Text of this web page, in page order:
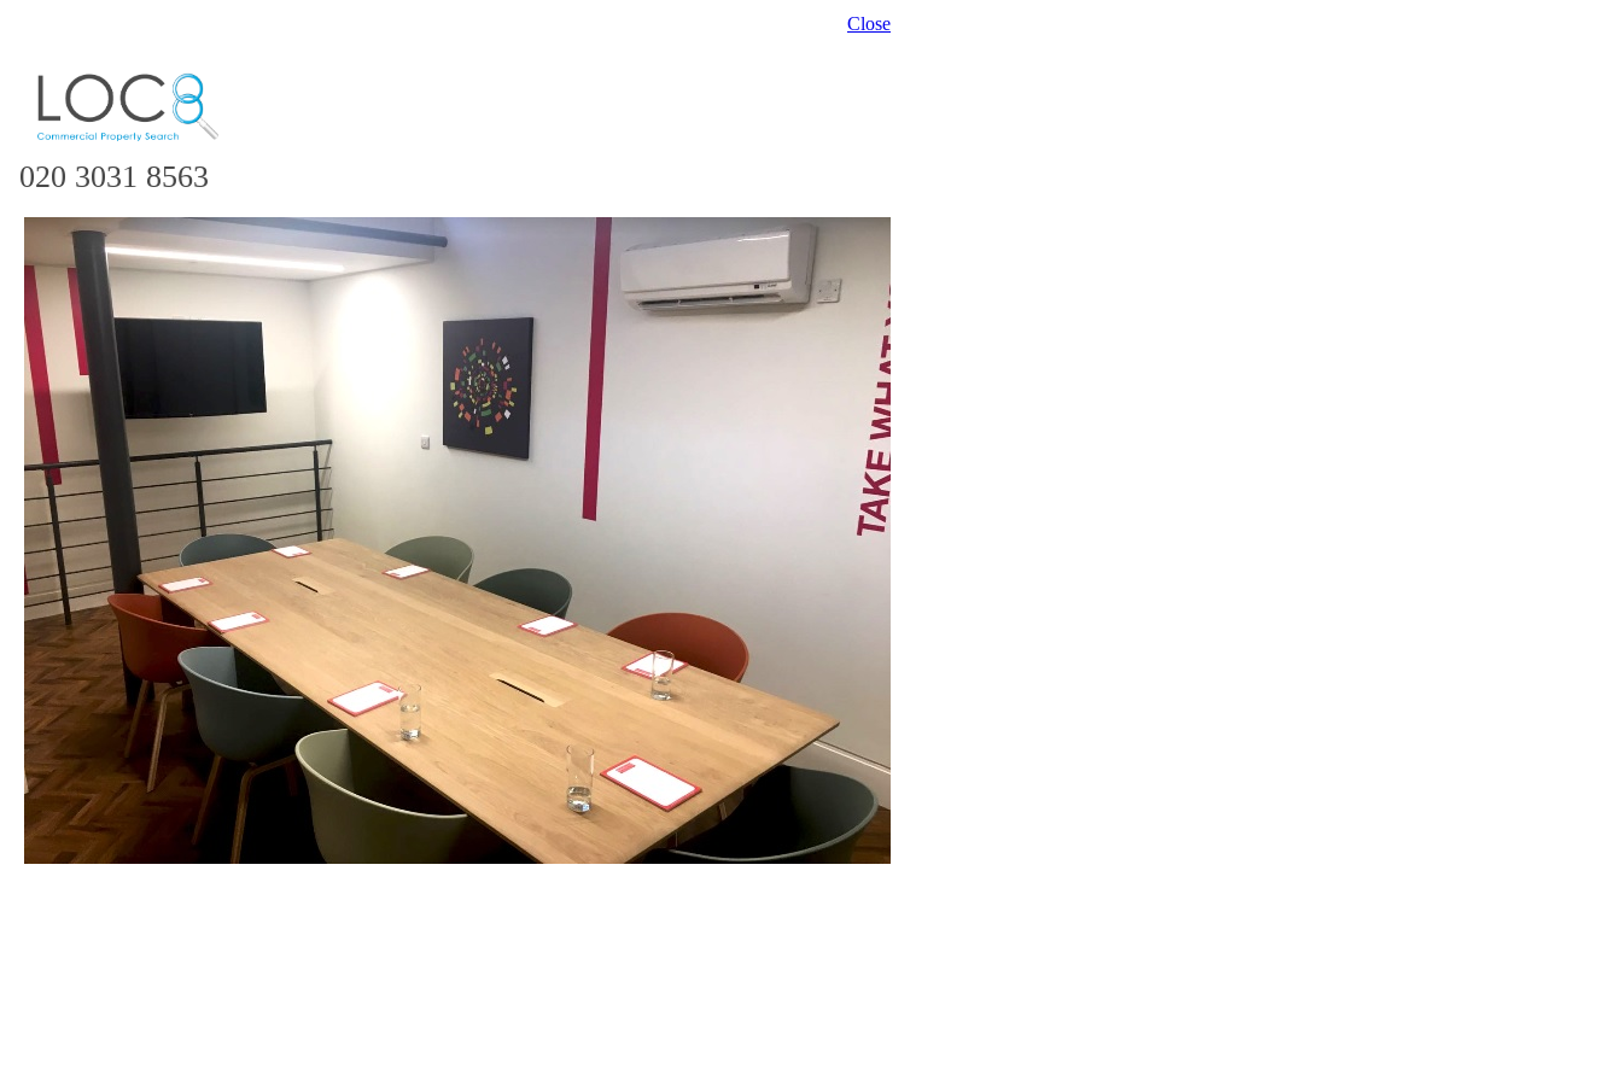
Close
020 3031 8563